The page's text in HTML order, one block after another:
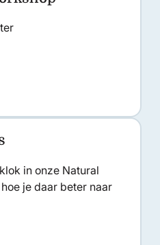
in onze Natural
je daar beter naar